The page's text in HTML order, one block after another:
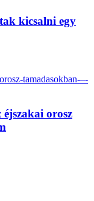
kicsalni egy
orosz